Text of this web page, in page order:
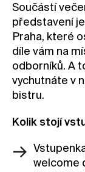
Součástí
představení
Praha, které
díle vám na
odborníků. A
vychutnáte v
bistru.
Kolik stojí
welcome